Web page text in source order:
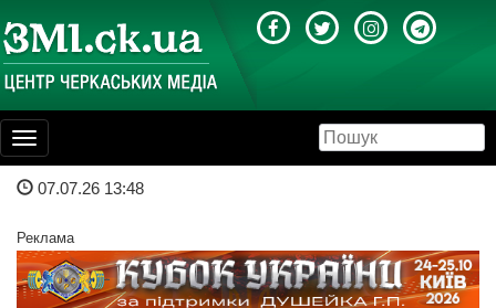
Toggle
navigation
07.07.26 13:48
Реклама